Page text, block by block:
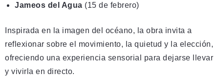
Jameos del Agua (15 de febrero)
Inspirada en la imagen del océano, la obra invita a
reflexionar sobre el movimiento, la quietud y la elección,
ofreciendo una experiencia sensorial para dejarse llevar
y vivirla en directo.